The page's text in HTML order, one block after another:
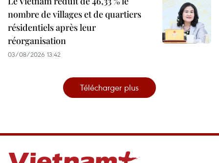
nombre de villages et de quartiers
résidentiels après leur
réorganisation
03/08/2026 13:42
Télécharger plus